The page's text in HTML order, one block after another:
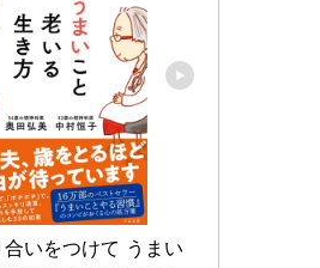
いをつけて うまい